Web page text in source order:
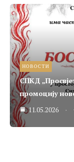
НОВОСТИ
СПКД
промоцију
11.05.2026